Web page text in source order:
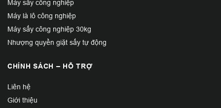
Máy sấy công nghiệp
Máy là lô công nghiệp
Máy sấy công nghiệp 30kg
Nhượng quyền giặt sấy tự động
CHÍNH SÁCH – HỖ TRỢ
Liên hệ
Giới thiệu